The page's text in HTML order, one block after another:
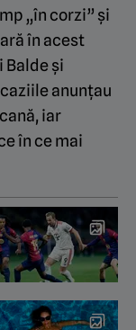
„în corzi” și
în acest
Balde și
anunțau
iar
în ce mai